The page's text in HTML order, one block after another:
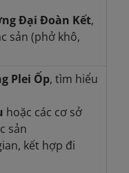
Đại Đoàn Kết,
sản (phở khô,
Plei Ốp, tìm hiểu
hoặc các cơ sở
sản
kết hợp đi